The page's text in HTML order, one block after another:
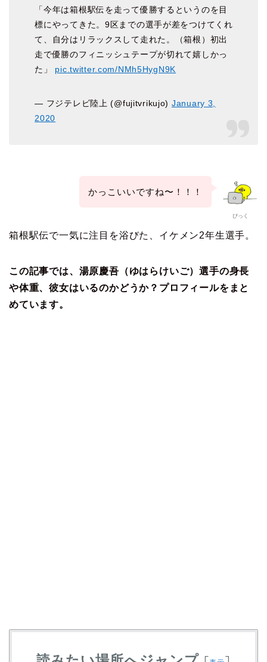
「今年は箱根駅伝を走って優勝するというのを目
標にやってきた。9区までの選手が差をつけてくれ
て、自分はリラックスして走れた。（箱根）初出
走で優勝のフィニッシュテープが切れて嬉しかっ
た」 pic.twitter.com/NMh5HygN9K
— フジテレビ陸上 (@fujitvrikujo) January 3,
2020
ぴっく
かっこいいですね〜！！！
箱根駅伝で一気に注目を浴びた、イケメン2年生選手。
この記事では、湯原慶吾（ゆはらけいご）選手の身長
や体重、彼女はいるのかどうか？プロフィールをまと
めています。